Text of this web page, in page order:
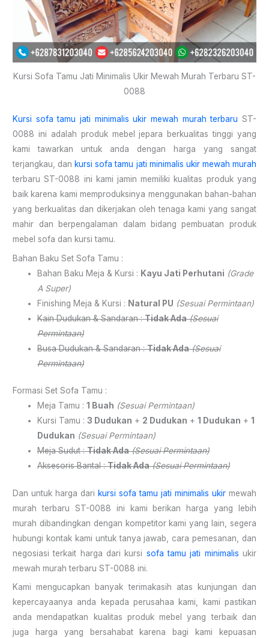
Kursi Sofa Tamu Jati Minimalis Ukir Mewah Murah Terbaru ST-
0088
Kursi sofa tamu jati minimalis ukir mewah murah terbaru ST-
0088 ini adalah produk mebel jepara berkualitas tinggi yang
kami tawarkan untuk anda dengan harga yang sangat
terjangkau, dan kursi sofa tamu jati minimalis ukir mewah murah
terbaru ST-0088 ini kami jamin memiliki kualitas produk yang
baik karena kami memproduksinya menggunakan bahan-bahan
yang berkualitas dan dikerjakan oleh tenaga kami yang sangat
mahir dan berpengalaman dalam bidang pembuatan produk
mebel sofa dan kursi tamu.
Bahan Baku Set Sofa Tamu :
Bahan Baku Meja & Kursi : Kayu Jati Perhutani (Grade
A Super)
Finishing Meja & Kursi : Natural PU (Sesuai Permintaan)
Kain Dudukan & Sandaran :Tidak Ada (Sesuai
Permintaan)
Busa Dudukan & Sandaran :Tidak Ada (Sesuai
Permintaan)
Formasi Set Sofa Tamu :
Meja Tamu :1 Buah (Sesuai Permintaan)
Kursi Tamu :3 Dudukan + 2 Dudukan +1 Dudukan +1
Dudukan (Sesuai Permintaan)
Meja Sudut :Tidak Ada (Sesuai Permintaan)
Aksesoris Bantal :Tidak Ada (Sesuai Permintaan)
Dan untuk harga dari kursi sofa tamu jati minimalis ukirmewah
murah terbaru ST-0088 ini kami berikan harga yang lebih
murah dibandingkan dengan kompetitor kami yang lain, segera
hubungi kontak kami untuk tanya jawab, cara pemesanan, dan
negosiasi terkait harga dari kursi sofa tamu jati minimalis ukir
mewah murah terbaru ST-0088 ini.
Kami mengucapkan banyak terimakasih atas kunjungan dan
kepercayaanya anda kepada perusahaa kami, kami pastikan
anda mendapatkan kualitas produk mebel yang terbaik dan
juga harga yang bersahabat karena bagi kami kepuasan